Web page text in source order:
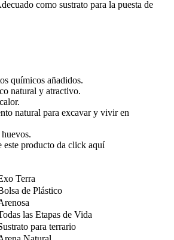
como sustrato para la puesta de
químicos añadidos.
natural y atractivo.
natural para excavar y vivir en
este producto da click aquí
Terra
de Plástico
las Etapas de Vida
para terrario